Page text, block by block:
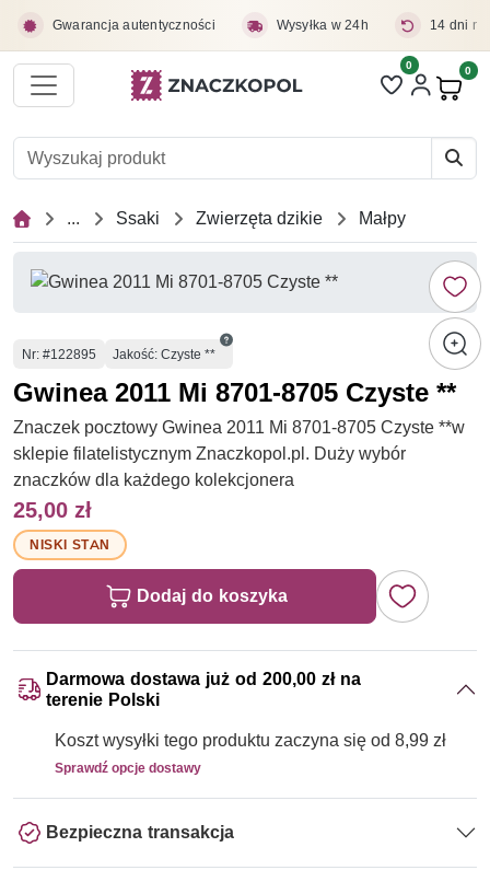
Gwarancja autentyczności Wysyłka w 24h 14 dni
Liczba pozycji
0 0
... Ssaki Zwierzęta dzikie Małpy
Numer
Nr: #122895 Jakość: Czyste **
Gwinea 2011 Mi 8701-8705 Czyste **
Znaczek pocztowy Gwinea 2011 Mi 8701-8705 Czyste **w
sklepie filatelistycznym Znaczkopol.pl. Duży wybór
znaczków dla każdego kolekcjonera
25,00 zł
NISKI STAN
Dodaj do koszyka
Darmowa dostawa już od 200,00 zł na
terenie Polski
Koszt wysyłki tego produktu zaczyna się od 8,99 zł
Sprawdź opcje dostawy
Bezpieczna transakcja